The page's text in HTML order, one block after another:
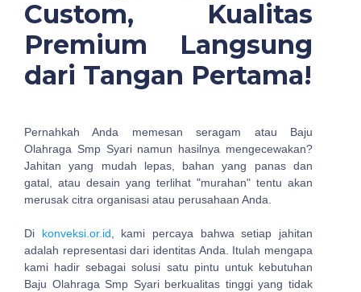
Custom, Kualitas
Premium Langsung
dari Tangan Pertama!
Pernahkah Anda memesan seragam atau Baju
Olahraga Smp Syari namun hasilnya mengecewakan?
Jahitan yang mudah lepas, bahan yang panas dan
gatal, atau desain yang terlihat "murahan" tentu akan
merusak citra organisasi atau perusahaan Anda.
Di konveksi.or.id, kami percaya bahwa setiap jahitan
adalah representasi dari identitas Anda. Itulah mengapa
kami hadir sebagai solusi satu pintu untuk kebutuhan
Baju Olahraga Smp Syari berkualitas tinggi yang tidak